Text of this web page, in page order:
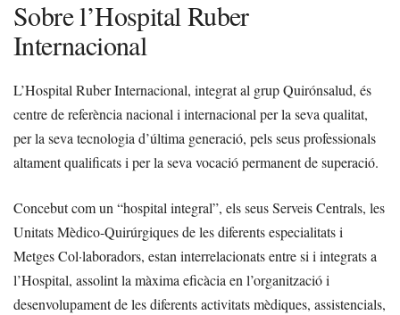
Sobre l’Hospital Ruber
Internacional
L’Hospital Ruber Internacional, integrat al grup Quirónsalud, és
centre de referència nacional i internacional per la seva qualitat,
per la seva tecnologia d’última generació, pels seus professionals
altament qualificats i per la seva vocació permanent de superació.
Concebut com un “hospital integral”, els seus Serveis Centrals, les
Unitats Mèdico-Quirúrgiques de les diferents especialitats i
Metges Col·laboradors, estan interrelacionats entre si i integrats a
l’Hospital, assolint la màxima eficàcia en l’organització i
desenvolupament de les diferents activitats mèdiques, assistencials,